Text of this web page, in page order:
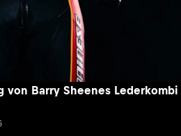
von Barry Sheenes Lederkombi